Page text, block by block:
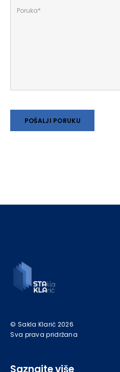
© Sakla Klarić 2026
Sva prava pridržana